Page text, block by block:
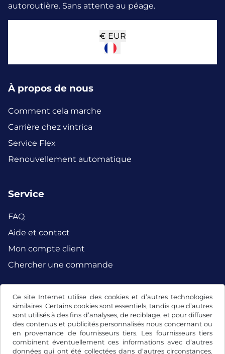
Ce site Internet utilise des cookies et d’autres technologies
similaires. Certains cookies sont essentiels, tandis que d’autres
sont utilisés à des fins d’analyses, de reciblage, et pour diffuser
des contenus et publicités personnalisés nous concernant ou
en provenance de fournisseurs tiers. Les fournisseurs tiers
combinent éventuellement ces informations avec d’autres
données qui ont été collectées dans d’autres circonstances.
autoroutière. Sans attente au péage.
€ EUR
À propos de nous
Comment cela marche
Carrière chez vintrica
Service Flex
Renouvellement automatique
Service
FAQ
Aide et contact
Mon compte client
Chercher une commande
Facebook Instagram